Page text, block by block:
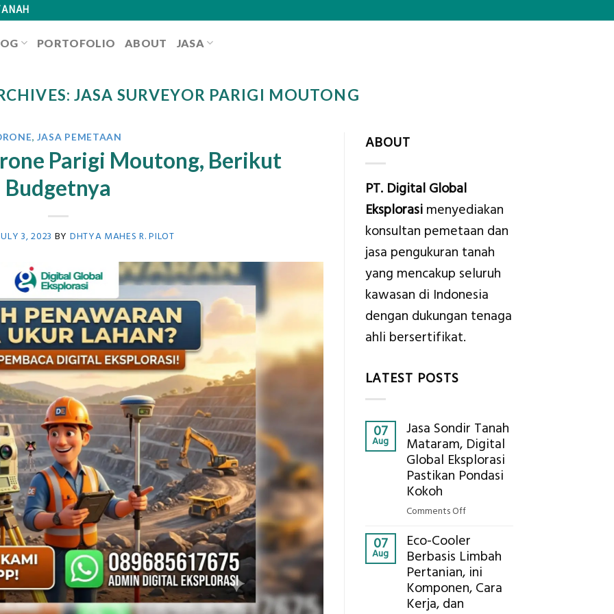
PORTOFOLIO ABOUT JASA
JASA SURVEYOR PARIGI MOUTONG
, JASA PEMETAAN
Parigi Moutong, Berikut
Budgetnya
3, 2023 BY DHTYA MAHES R. PILOT
ABOUT
PT. Digital Global
Eksplorasimenyediakan
konsultan pemetaan dan
jasa pengukuran tanah
yang mencakup seluruh
kawasan di Indonesia
dengan dukungan tenaga
ahli bersertifikat.
LATEST POSTS
07
Aug
Jasa Sondir Tanah
Mataram, Digital
Global Eksplorasi
Pastikan Pondasi
Kokoh
Comments Offon
Sondir
Tanah
Mataram,
Digital
07
Aug
Eco-Cooler
Berbasis Limbah
Pertanian, ini
Komponen, Cara
Kerja, dan